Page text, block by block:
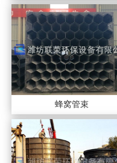
蜂窝管束